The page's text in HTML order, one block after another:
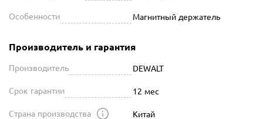
Особенности Магнитный держатель
Производитель и гарантия
Производитель DEWALT
Срок гарантии 12 мес
Страна производства Китай